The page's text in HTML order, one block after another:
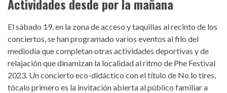
Actividades desde por la mañana
El sábado 19, en la zona de acceso y taquillas al recinto de los
conciertos, se han programado varios eventos al filo del
mediodía que completan otras actividades deportivas y de
relajación que dinamizan la localidad al ritmo de Phe Festival
2023. Un concierto eco-didáctico con el título de No lo tires,
tócalo primero es la invitación abierta al público familiar a